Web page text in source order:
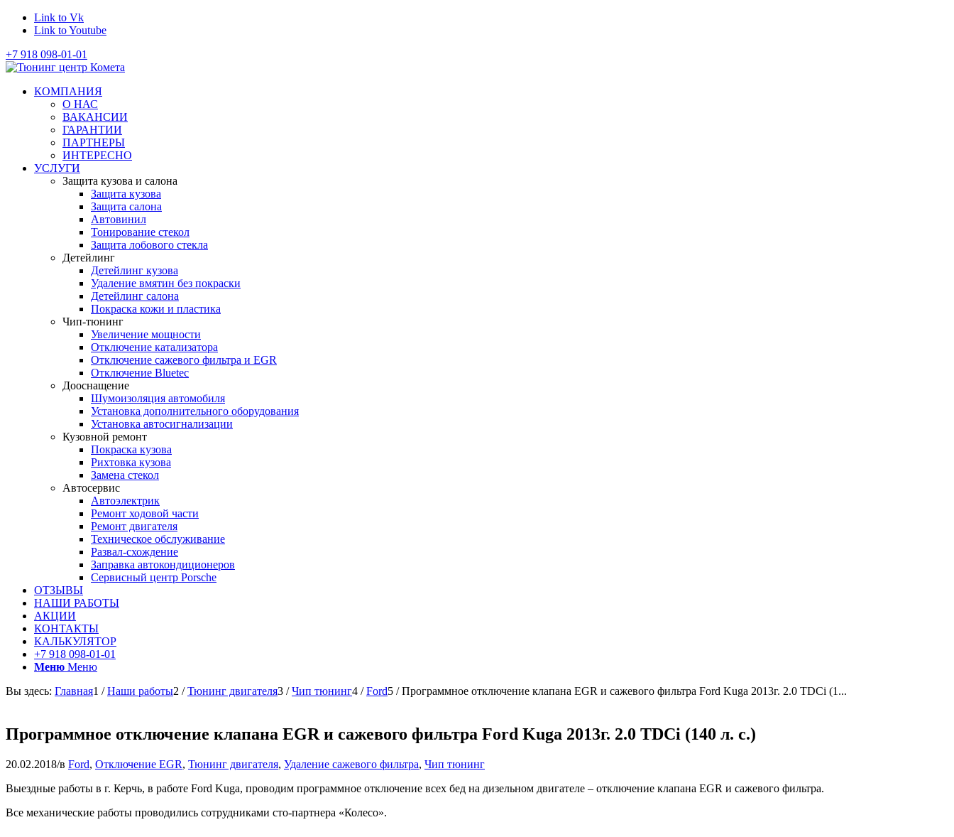
Link to Vk
Link to Youtube
+7 918 098-01-01
КОМПАНИЯ
О НАС
ВАКАНСИИ
ГАРАНТИИ
ПАРТНЕРЫ
ИНТЕРЕСНО
УСЛУГИ
Защита кузова и салона
Защита кузова
Защита салона
Автовинил
Тонирование стекол
Защита лобового стекла
Детейлинг
Детейлинг кузова
Удаление вмятин без покраски
Детейлинг салона
Покраска кожи и пластика
Чип-тюнинг
Увеличение мощности
Отключение катализатора
Отключение сажевого фильтра и EGR
Отключение Bluetec
Дооснащение
Шумоизоляция автомобиля
Установка дополнительного оборудования
Установка автосигнализации
Кузовной ремонт
Покраска кузова
Рихтовка кузова
Замена стекол
Автосервис
Автоэлектрик
Ремонт ходовой части
Ремонт двигателя
Техническое обслуживание
Развал-схождение
Заправка автокондиционеров
Сервисный центр Porsche
ОТЗЫВЫ
НАШИ РАБОТЫ
АКЦИИ
КОНТАКТЫ
КАЛЬКУЛЯТОР
+7 918 098-01-01
Меню Меню
Вы здесь: Главная1 / Наши работы2 / Тюнинг двигателя3 / Чип тюнинг4 / Ford5 / Программное отключение клапана EGR и сажевого фильтра Ford Kuga 2013г. 2.0 TDCi (1...
Программное отключение клапана EGR и сажевого фильтра Ford Kuga 2013г. 2.0 TDCi (140 л. с.)
20.02.2018/в Ford, Отключение EGR, Тюнинг двигателя, Удаление сажевого фильтра, Чип тюнинг
Выездные работы в г. Керчь, в работе Ford Kuga, проводим программное отключение всех бед на дизельном двигателе – отключение клапана EGR и сажевого фильтра.
Все механические работы проводились сотрудниками сто-партнера «Колесо».